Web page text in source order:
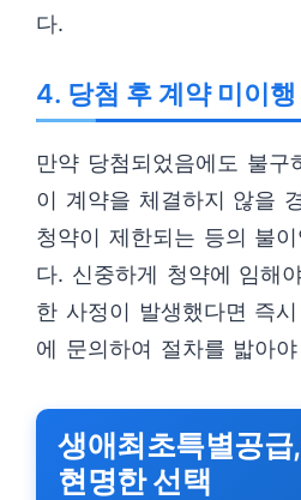
다.
4. 당첨 후 계약 미이
만약 당첨되었음에도 불구
이 계약을 체결하지 않을
청약이 제한되는 등의 불
다. 신중하게 청약에 임해
한 사정이 발생했다면 즉
에 문의하여 절차를 밟아
생애최초특별공급
현명한 선택